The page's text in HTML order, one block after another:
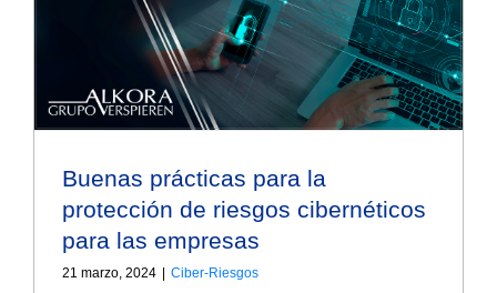
Buenas prácticas para la
protección de riesgos cibernéticos
para las empresas
21 marzo, 2024 Ciber-Riesgos